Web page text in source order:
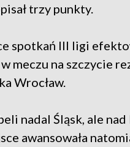
trzy punkty.
spotkań III ligi
meczu na szczycie
Wrocław.
nadal Śląsk, ale
awansowała